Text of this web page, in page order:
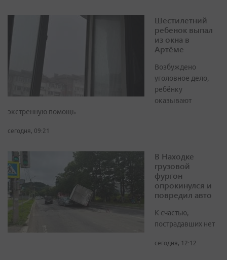
Шестилетний
ребенок выпал
из окна в
Артёме
Возбуждено
уголовное дело,
ребёнку
оказывают
экстренную помощь
сегодня, 09:21
В Находке
грузовой
фургон
опрокинулся и
повредил авто
К счастью,
пострадавших нет
сегодня, 12:12